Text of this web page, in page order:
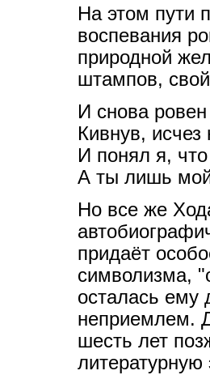
На этом пути
воспевания
природной
штампов,
И снова
Кивнув,
И понял я,
А ты лишь
Но все же
придаёт
символизма,
осталась ему
неприемлем.
шесть лет
литературную